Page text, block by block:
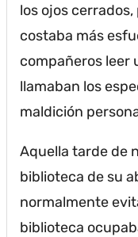
los ojos
costaba más
compañeros leer
llamaban los
maldición
Aquella tarde de
biblioteca de su
normalmente
biblioteca